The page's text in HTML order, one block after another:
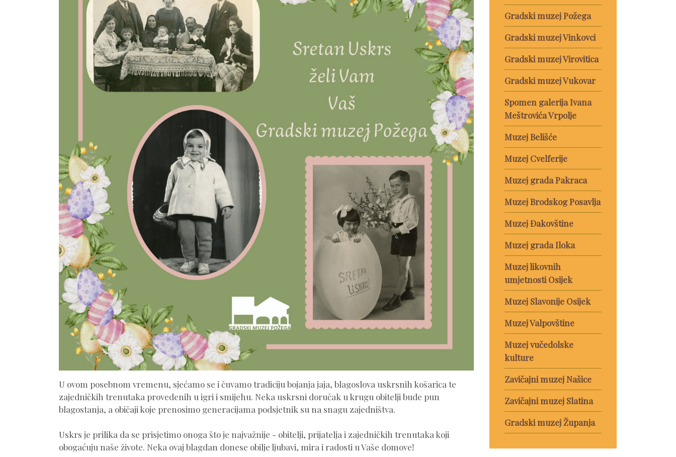
U ovom posebnom vremenu, sjećamo se i čuvamo tradiciju bojanja jaja, blagoslova uskrsnih košarica te
zajedničkih trenutaka provedenih u igri i smijehu. Neka uskrsni doručak u krugu obitelji bude pun
blagostanja, a običaji koje prenosimo generacijama podsjetnik su na snagu zajedništva.
Uskrs je prilika da se prisjetimo onoga što je najvažnije - obitelji, prijatelja i zajedničkih trenutaka koji
obogaćuju naše živote. Neka ovaj blagdan donese obilje ljubavi, mira i radosti u Vaše domove!
Gradski muzej Požega
Gradski muzej Vinkovci
Gradski muzej Virovitica
Gradski muzej Vukovar
Spomen galerija Ivana
Meštrovića Vrpolje
Muzej Belišće
Muzej Cvelferije
Muzej grada Pakraca
Muzej Brodskog Posavlja
Muzej Đakovštine
Muzej grada Iloka
Muzej likovnih
umjetnosti Osijek
Muzej Slavonije Osijek
Muzej Valpovštine
Muzej vučedolske
kulture
Zavičajni muzej Našice
Zavičajni muzej Slatina
Gradski muzej Županja